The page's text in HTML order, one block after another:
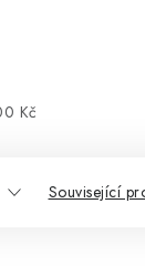
Kč
Související